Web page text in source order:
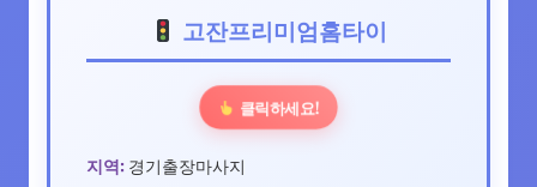
고잔프리미엄홈타이
클릭하세요!
지역: 경기출장마사지